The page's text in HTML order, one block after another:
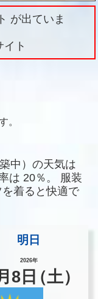
が出ていま
ト
。
中）の天気は
は 20％。
服装
着ると快適で
明日
2026年
8 日（土）